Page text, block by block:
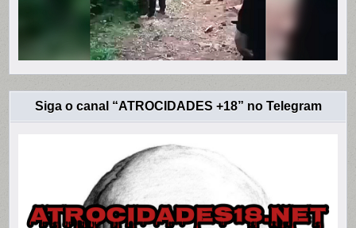
Siga o canal “ATROCIDADES +18” no Telegram